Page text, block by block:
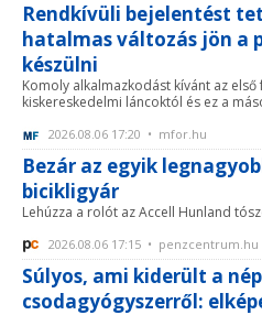
Rendkívüli bejelentést
hatalmas változás jön a
készülni
Komoly alkalmazkodást kívánt az
kiskereskedelmi láncoktól és ez a
2026.08.06 17:20 • mfor.hu
Bezár az egyik
bicikligyár
Lehúzza a rolót az Accell Hunland
2026.08.06 17:15 • penzcentrum.hu
Súlyos, ami kiderült a
csodagyógyszerről: